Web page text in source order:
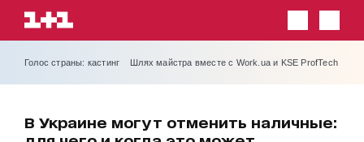
Голос страны: кастинг Шлях майстра вместе с Work.ua и KSE ProfTech
В Украине могут отменить наличные: